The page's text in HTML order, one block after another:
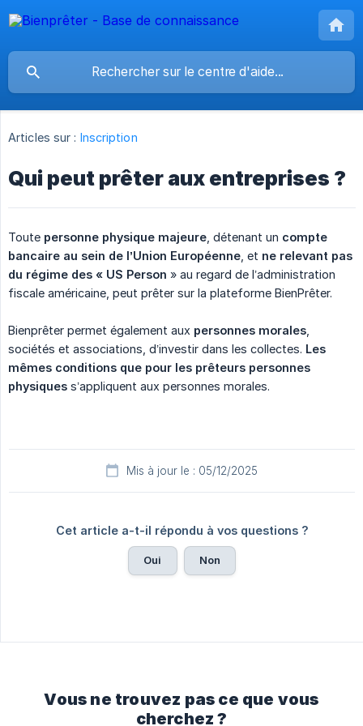
Articles sur : Inscription
Qui peut prêter aux entreprises ?
Toute personne physique majeure , détenant un compte
bancaire au sein de l’Union Européenne , et ne relevant pas
du régime des « US Person » au regard de l’administration
fiscale américaine, peut prêter sur la plateforme BienPrêter.
Bienprêter permet également aux personnes morales
sociétés et associations, d’investir dans les collectes. Les
mêmes conditions que pour les prêteurs personnes
physiques s’appliquent aux personnes morales.
Mis à jour le : 05/12/2025
Cet article a-t-il répondu à vos questions ?
Oui Non
Vous ne trouvez pas ce que vous
cherchez ?